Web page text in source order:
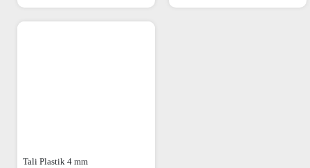
Tali Plastik 4 mm